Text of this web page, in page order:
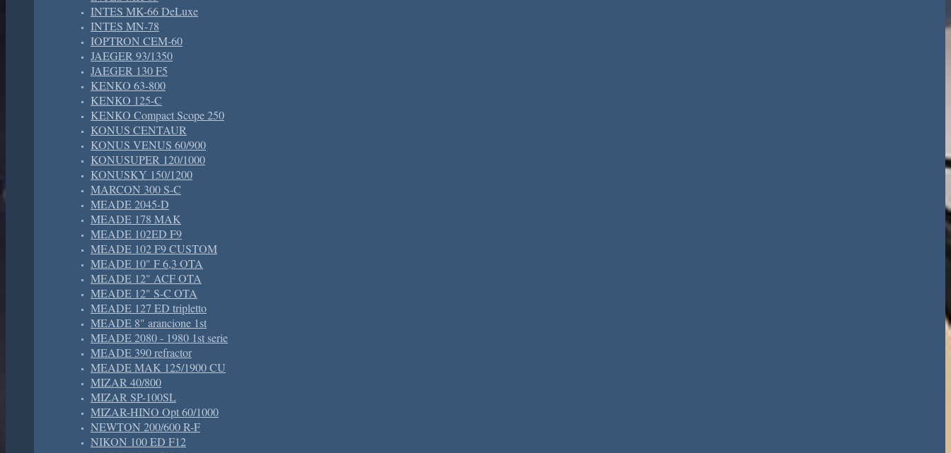
INTES MK-66 DeLuxe
INTES MN-78
IOPTRON CEM-60
JAEGER 93/1350
JAEGER 130 F5
KENKO 63-800
KENKO 125-C
KENKO Compact Scope 250
KONUS CENTAUR
KONUS VENUS 60/900
KONUSUPER 120/1000
KONUSKY 150/1200
MARCON 300 S-C
MEADE 2045-D
MEADE 178 MAK
MEADE 102ED F9
MEADE 102 F9 CUSTOM
MEADE 10" F 6,3 OTA
MEADE 12" ACF OTA
MEADE 12" S-C OTA
MEADE 127 ED tripletto
MEADE 8" arancione 1st
MEADE 2080 - 1980 1st serie
MEADE 390 refractor
MEADE MAK 125/1900 CU
MIZAR 40/800
MIZAR SP-100SL
MIZAR-HINO Opt 60/1000
NEWTON 200/600 R-F
NIKON 100 ED F12